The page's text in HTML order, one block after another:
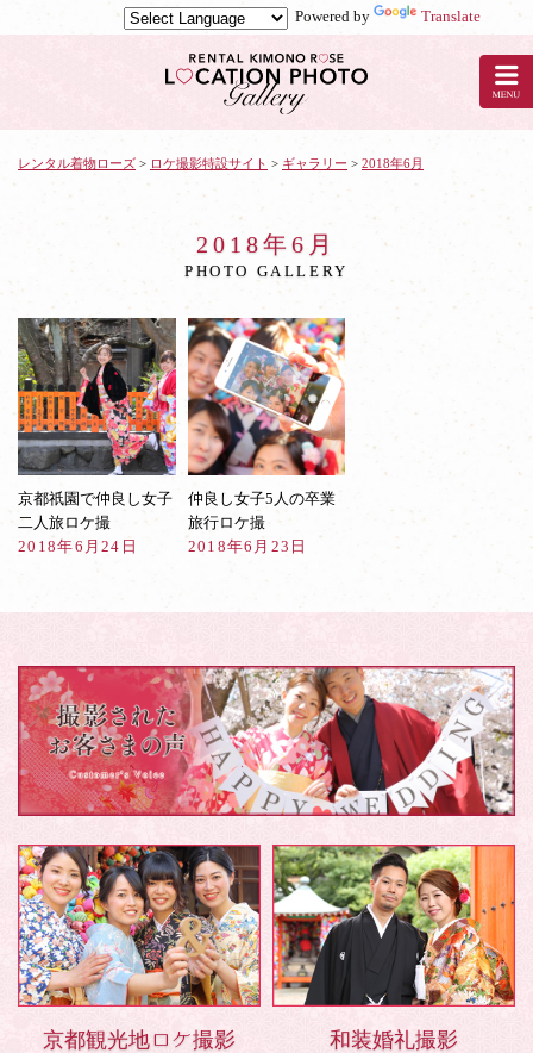
Powered by
Translate
ロ
着
影：
2018
レンタル着物ローズ > ロケ撮影特設サイト > ギャラリー > 2018年6月
2018年6月
PHOTO GALLERY
京都祇園で仲良し女子
二人旅ロケ撮
2018年6月24日
仲良し女子5人の卒業
旅行ロケ撮
2018年6月23日
京都観光地ロケ撮影 和装婚礼撮影